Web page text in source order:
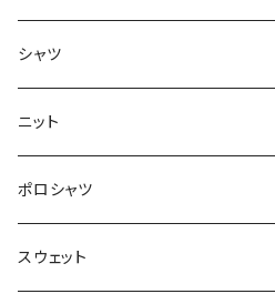
半袖
ロングTシャツ
タンクトップ
シャツ
ニット
ポロシャツ
スウェット